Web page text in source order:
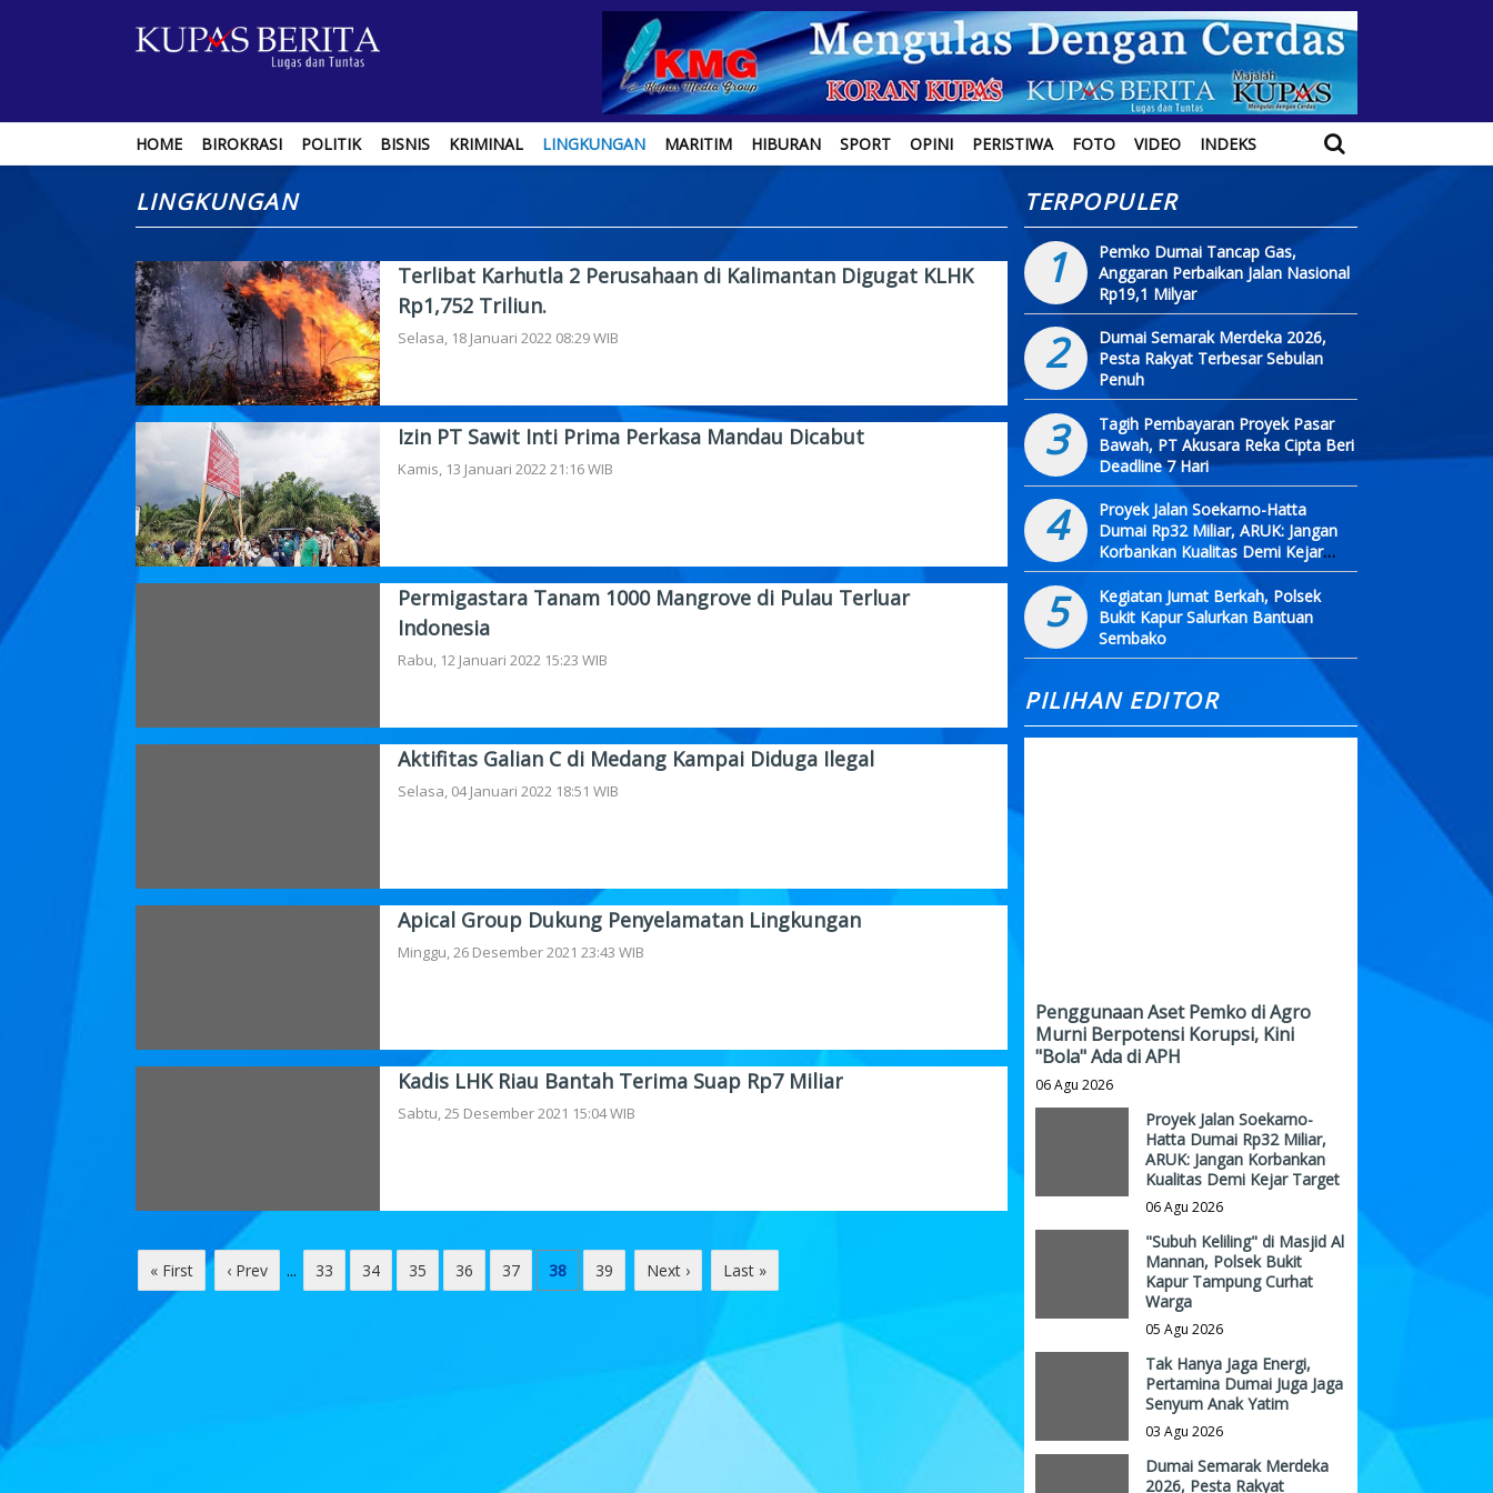
HOME BIROKRASI POLITIK BISNIS KRIMINAL LINGKUNGAN MARITIM HIBURAN SPORT OPINI PERISTIWA FOTO VIDEO INDEKS
LINGKUNGAN
Terlibat Karhutla 2 Perusahaan di Kalimantan Digugat KLHK
Rp1,752 Triliun.
Selasa, 18 Januari 2022 08:29 WIB
Izin PT Sawit Inti Prima Perkasa Mandau Dicabut
Kamis, 13 Januari 2022 21:16 WIB
Permigastara Tanam 1000 Mangrove di Pulau Terluar
Indonesia
Rabu, 12 Januari 2022 15:23 WIB
Aktifitas Galian C di Medang Kampai Diduga Ilegal
Selasa, 04 Januari 2022 18:51 WIB
Apical Group Dukung Penyelamatan Lingkungan
Minggu, 26 Desember 2021 23:43 WIB
Kadis LHK Riau Bantah Terima Suap Rp7 Miliar
Sabtu, 25 Desember 2021 15:04 WIB
« First ‹ Prev ... 33 34 35 36 37 38 39 Next › Last »
TERPOPULER
1
Pemko Dumai Tancap Gas,
Anggaran Perbaikan Jalan Nasional
Rp19,1 Milyar
2
Dumai Semarak Merdeka 2026,
Pesta Rakyat Terbesar Sebulan
Penuh
3
Tagih Pembayaran Proyek Pasar
Bawah, PT Akusara Reka Cipta Beri
Deadline 7 Hari
4
Proyek Jalan Soekarno-Hatta
Dumai Rp32 Miliar, ARUK: Jangan
Korbankan Kualitas Demi Kejar
Target
5
Kegiatan Jumat Berkah, Polsek
Bukit Kapur Salurkan Bantuan
Sembako
PILIHAN EDITOR
Penggunaan Aset Pemko di Agro
Murni Berpotensi Korupsi, Kini
"Bola" Ada di APH
06 Agu 2026
Proyek Jalan Soekarno-
Hatta Dumai Rp32 Miliar,
ARUK: Jangan Korbankan
Kualitas Demi Kejar Target
06 Agu 2026
"Subuh Keliling" di Masjid Al
Mannan, Polsek Bukit
Kapur Tampung Curhat
Warga
05 Agu 2026
Tak Hanya Jaga Energi,
Pertamina Dumai Juga Jaga
Senyum Anak Yatim
03 Agu 2026
Dumai Semarak Merdeka
2026, Pesta Rakyat